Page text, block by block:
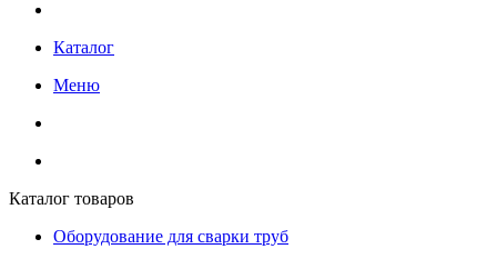
Каталог
Меню
Каталог товаров
Оборудование для сварки труб